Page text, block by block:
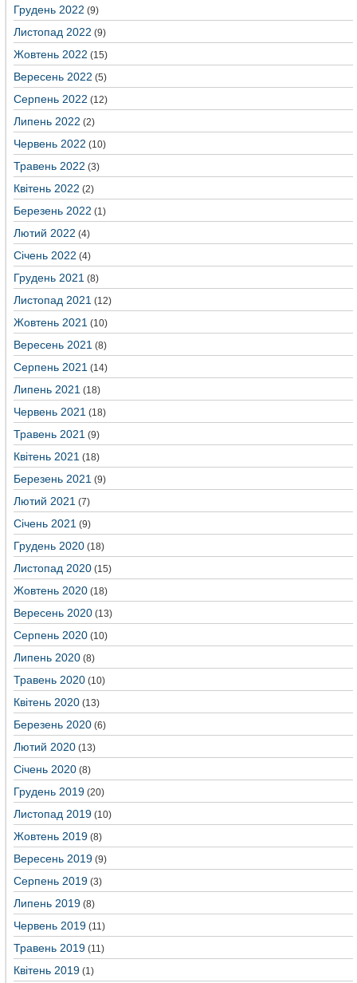
Грудень 2022 (9)
Листопад 2022 (9)
Жовтень 2022 (15)
Вересень 2022 (5)
Серпень 2022 (12)
Липень 2022 (2)
Червень 2022 (10)
Травень 2022 (3)
Квітень 2022 (2)
Березень 2022 (1)
Лютий 2022 (4)
Січень 2022 (4)
Грудень 2021 (8)
Листопад 2021 (12)
Жовтень 2021 (10)
Вересень 2021 (8)
Серпень 2021 (14)
Липень 2021 (18)
Червень 2021 (18)
Травень 2021 (9)
Квітень 2021 (18)
Березень 2021 (9)
Лютий 2021 (7)
Січень 2021 (9)
Грудень 2020 (18)
Листопад 2020 (15)
Жовтень 2020 (18)
Вересень 2020 (13)
Серпень 2020 (10)
Липень 2020 (8)
Травень 2020 (10)
Квітень 2020 (13)
Березень 2020 (6)
Лютий 2020 (13)
Січень 2020 (8)
Грудень 2019 (20)
Листопад 2019 (10)
Жовтень 2019 (8)
Вересень 2019 (9)
Серпень 2019 (3)
Липень 2019 (8)
Червень 2019 (11)
Травень 2019 (11)
Квітень 2019 (1)